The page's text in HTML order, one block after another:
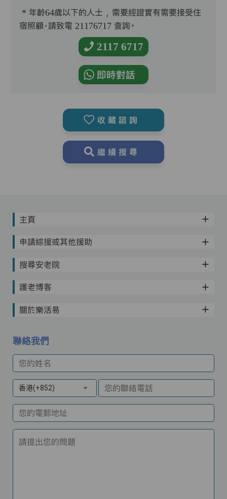
* 年齡64歲以下的人士﹐需要經證實有需要接受住
宿照顧，請致電 21176717 查詢。
2117 6717
即時對話
收藏諮詢
繼續搜尋
主頁
申請綜援或其他援助
搜尋安老院
護老博客
關於樂活易
聯絡我們
您的姓名
香港(+852) 您的聯絡電話
您的電郵地址
請提出您的問題